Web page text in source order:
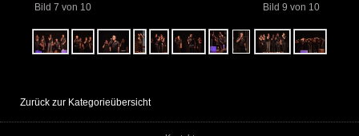
Bild 7 von 10
Bild 9 von 10
Zurück zur Kategorieübersicht